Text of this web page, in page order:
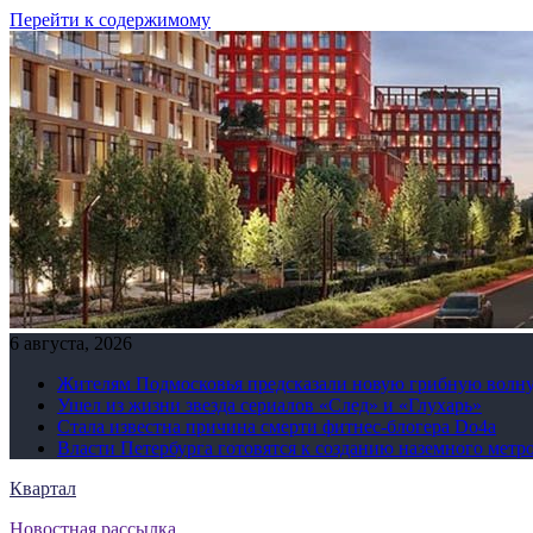
Перейти к содержимому
6 августа, 2026
Жителям Подмосковья предсказали новую грибную
Ушел из жизни звезда сериалов «След» и «Глухарь»
Стала известна причина смерти фитнес-блогера Do4а
Власти Петербурга готовятся к созданию наземного
Квартал
Новостная рассылка